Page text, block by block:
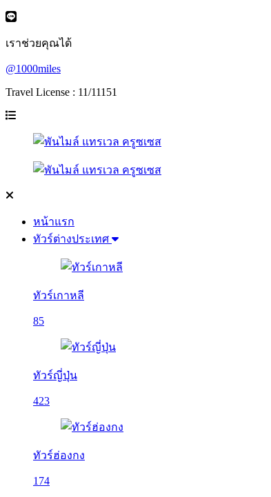
เราช่วยคุณได้
@1000miles
Travel License : 11/11151
หน้าแรก
ทัวร์ต่างประเทศ
ทัวร์เกาหลี
85
ทัวร์ญี่ปุ่น
423
ทัวร์ฮ่องกง
174